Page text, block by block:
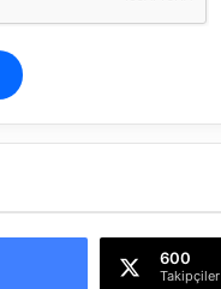
600
Takipçiler